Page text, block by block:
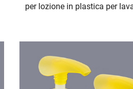
per lozione in plastica per